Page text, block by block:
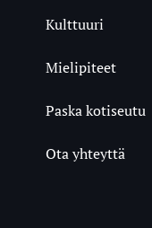
Kulttuuri
Mielipiteet
Paska kotiseutu
Ota yhteyttä